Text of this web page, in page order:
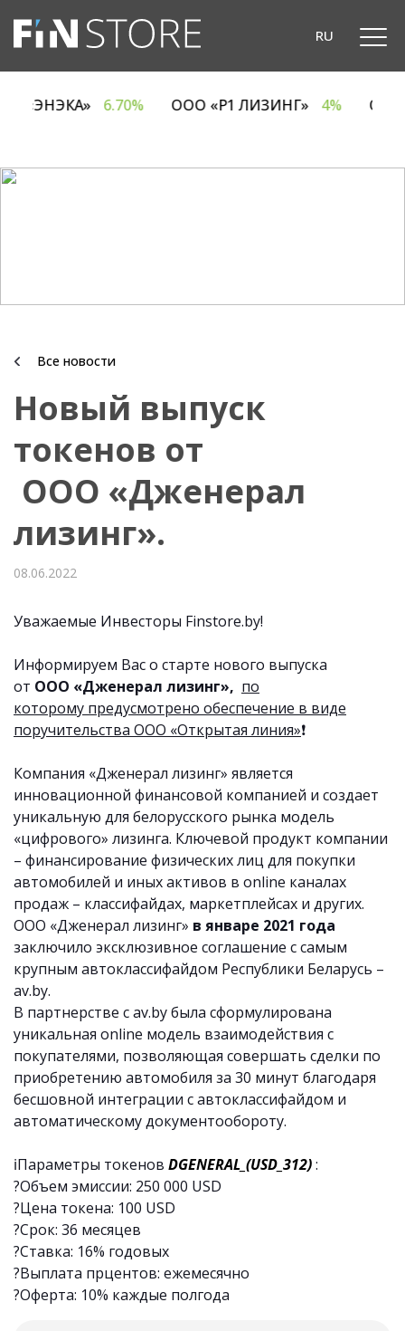
RU
«ЭНЭКА» 6.70% ООО «Р1 ЛИЗИНГ» 4%
Все новости
Новый выпуск
токенов от
ООО «Дженерал
лизинг».
08.06.2022
Уважаемые Инвесторы Finstore.by!
Информируем Вас о старте нового выпуска
от ООО «Дженерал лизинг», по
которому предусмотрено обеспечение в виде
поручительства ООО «Открытая линия»❗️
Компания «Дженерал лизинг» является
инновационной финансовой компанией и создает
уникальную для белорусского рынка модель
«цифрового» лизинга. Ключевой продукт компании
– финансирование физических лиц для покупки
автомобилей и иных активов в online каналах
продаж – классифайдах, маркетплейсах и других.
ООО «Дженерал лизинг» в январе 2021 года
заключило эксклюзивное соглашение с самым
крупным автоклассифайдом Республики Беларусь –
av.by.
В партнерстве с av.by была сформулирована
уникальная online модель взаимодействия с
покупателями, позволяющая совершать сделки по
приобретению автомобиля за 30 минут благодаря
бесшовной интеграции с автоклассифайдом и
автоматическому документообороту.
ℹ️Параметры токенов DGENERAL_(USD_312):
?Объем эмиссии: 250 000 USD
?Цена токена: 100 USD
?Срок: 36 месяцев
?Ставка: 16% годовых
?Выплата прцентов: ежемесячно
?Оферта: 10% каждые полгода